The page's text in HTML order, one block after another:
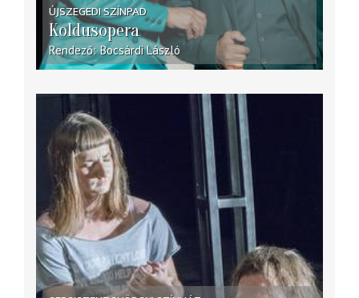
ÚJSZEGEDI SZÍNPAD
Koldusopera
Rendező Bocsárdi László